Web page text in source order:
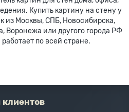
Купить картину на стену у
из Москвы, СПБ, Новосибирска,
Воронежа или другого города РФ
по всей стране.